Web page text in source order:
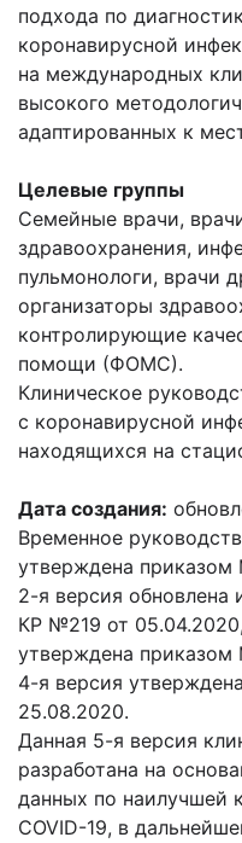
подхода по
коронавирусной
на международных
высокого
адаптированных к
Целевые группы
Семейные врачи,
здравоохранения,
пульмонологи, врачи
организаторы
контролирующие
помощи (ФОМС).
Клиническое
с коронавирусной
находящихся на
Дата создания:
Временное
утверждена
2-я версия
КР №219 от
утверждена
4-я версия
25.08.2020.
Данная 5-я версия
разработана на
данных по наилучшей
COVID-19, в